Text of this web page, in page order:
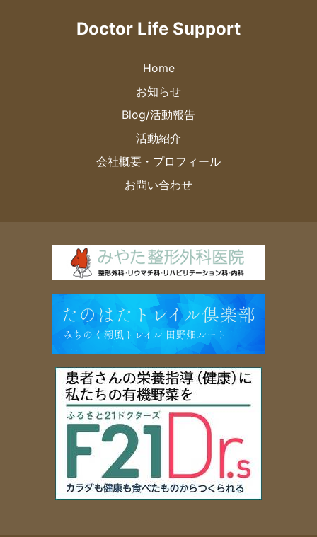
Doctor Life Support
Home
お知らせ
Blog/活動報告
活動紹介
会社概要・プロフィール
お問い合わせ